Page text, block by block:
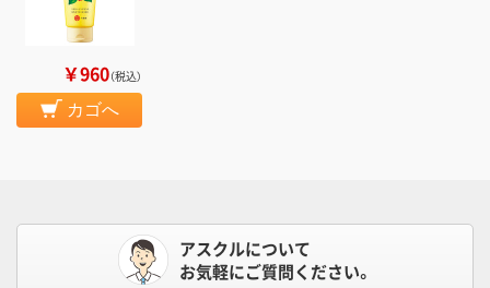
￥960（税込）
カゴへ
アスクルについて
お気軽にご質問ください。